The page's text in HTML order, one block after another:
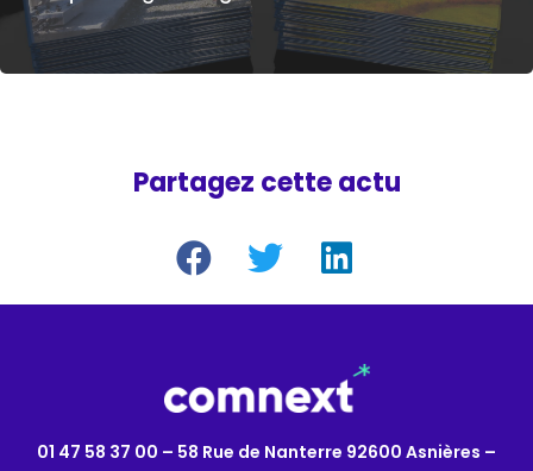
Partagez cette actu
01 47 58 37 00 – 58 Rue de Nanterre 92600 Asnières –